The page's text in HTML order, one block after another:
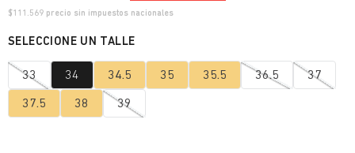
$111.569 precio sin impuestos nacionales
33 34 34.5 35 35.5 36.5 37
37.5 38 39